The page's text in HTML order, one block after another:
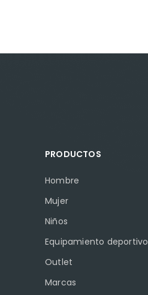
PRODUCTOS
Hombre
Mujer
Niños
Equipamiento deportivo
Outlet
Marcas